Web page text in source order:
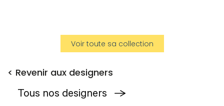
Voir toute sa collection
< Revenir aux designers
Tous nos designers